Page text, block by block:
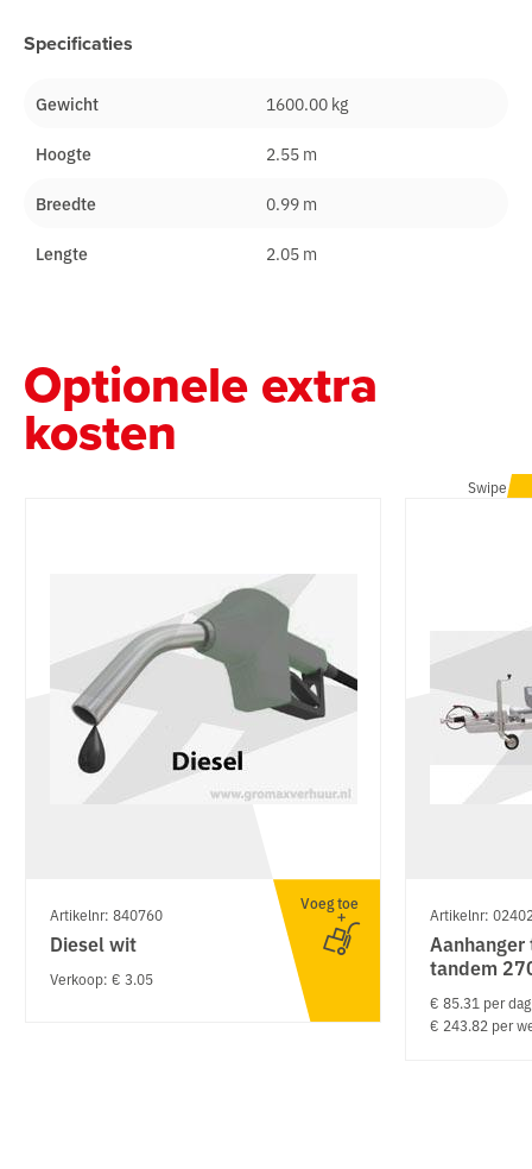
Specificaties
Gewicht 1600.00 kg
Hoogte 2.55 m
Breedte 0.99 m
Lengte 2.05 m
Optionele extra
kosten
Swipe
Artikelnr: 840760
Diesel wit
Verkoop: € 3.05
Voeg toe
Artikelnr:
tandem
€ 85.31 per dag
€ 243.82 per